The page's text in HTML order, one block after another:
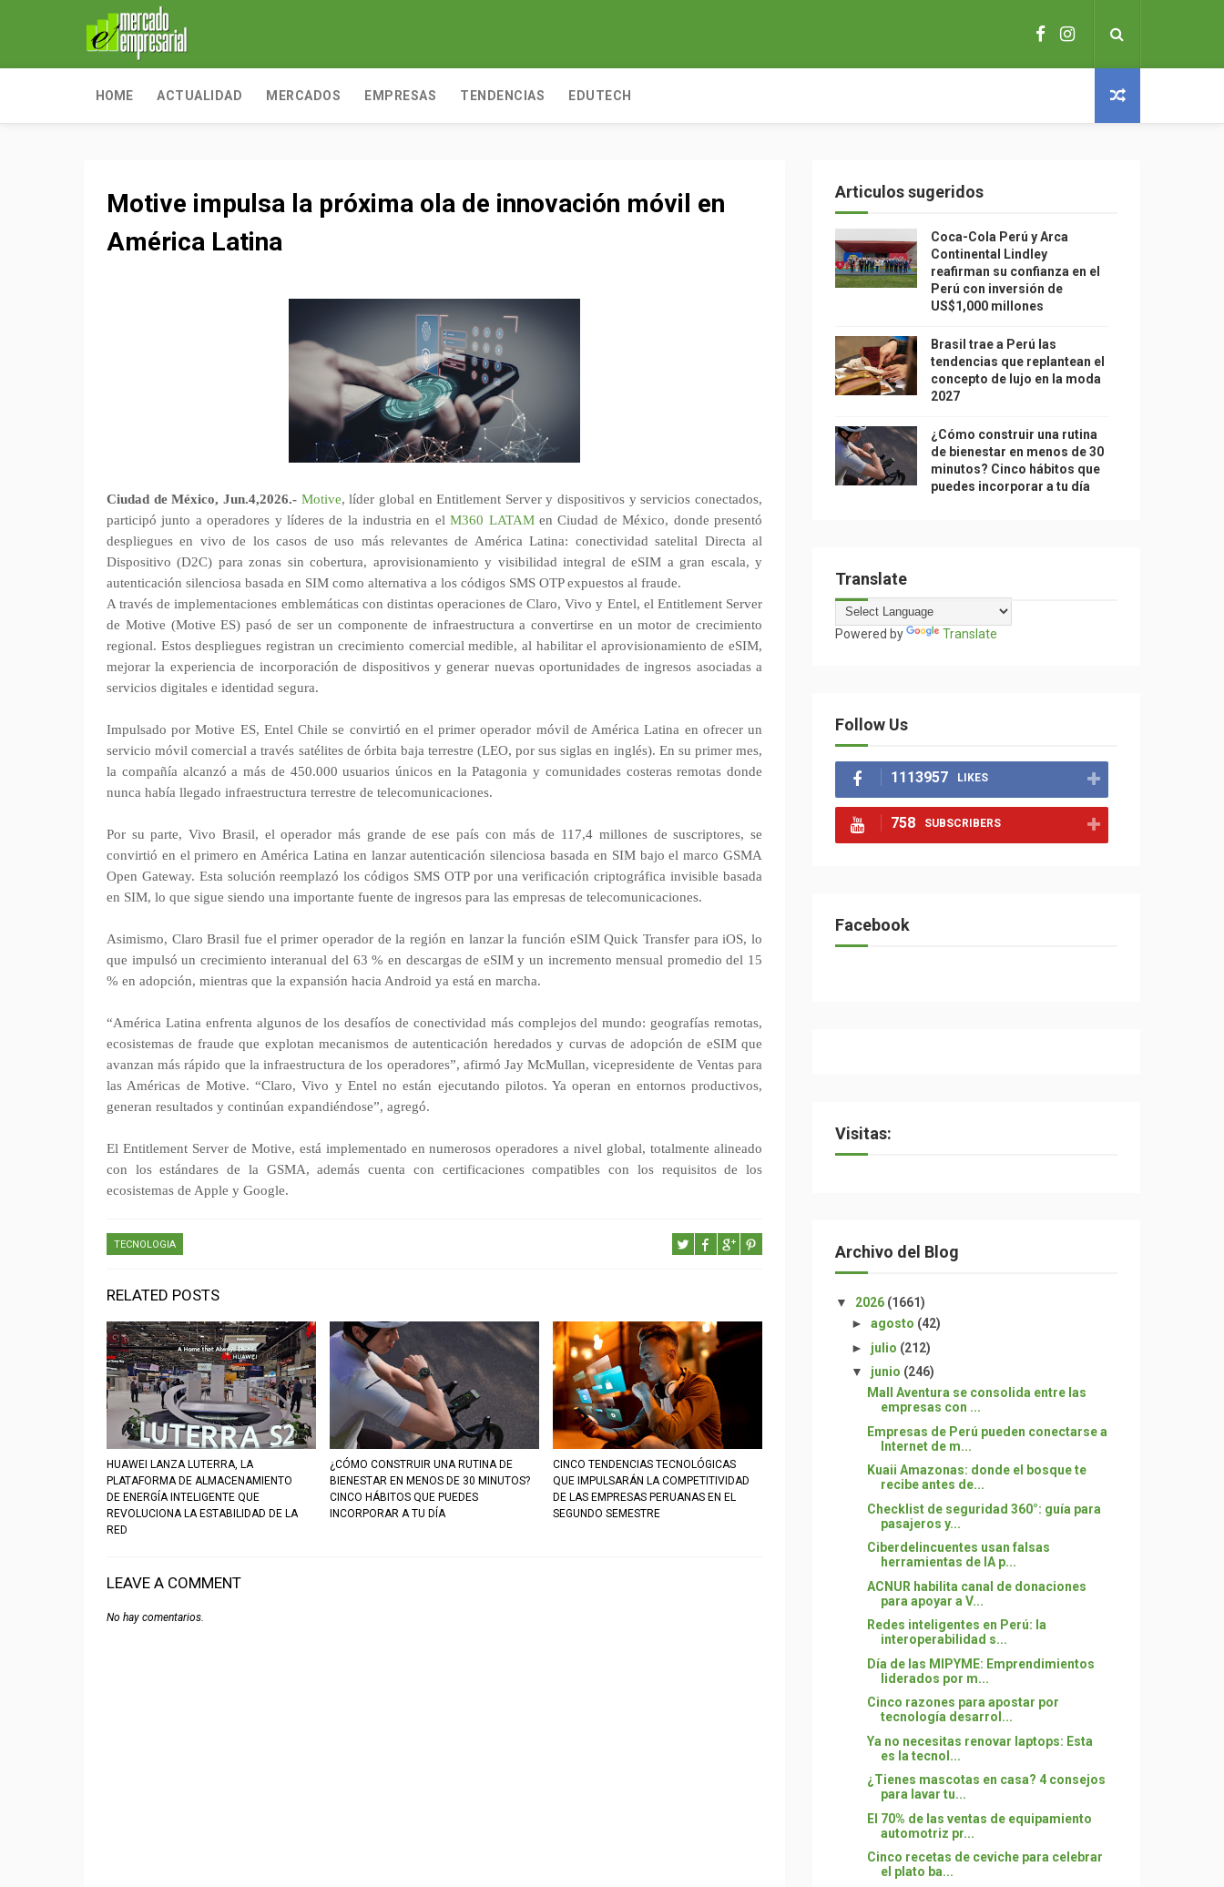
HOME ACTUALIDAD MERCADOS EMPRESAS TENDENCIAS EDUTECH
Motive impulsa la próxima ola de innovación móvil en
América Latina
Ciudad de México, Jun.4,2026.- Motive, líder global en Entitlement Server y dispositivos y servicios conectados,
participó junto a operadores y líderes de la industria en elM360 LATAMen Ciudad de México, donde presentó
despliegues en vivo de los casos de uso más relevantes de América Latina: conectividad satelital Directa al
Dispositivo (D2C) para zonas sin cobertura, aprovisionamiento y visibilidad integral de eSIM a gran escala, y
autenticación silenciosa basada en SIM como alternativa a los códigos SMS OTP expuestos al fraude.
A través de implementaciones emblemáticas con distintas operaciones de Claro, Vivo y Entel, el Entitlement Server
de Motive (Motive ES) pasó de ser un componente de infraestructura a convertirse en un motor de crecimiento
regional. Estos despliegues registran un crecimiento comercial medible, al habilitar el aprovisionamiento de eSIM,
mejorar la experiencia de incorporación de dispositivos y generar nuevas oportunidades de ingresos asociadas a
servicios digitales e identidad segura.
Impulsado por Motive ES, Entel Chile se convirtió en el primer operador móvil de América Latina en ofrecer un
servicio móvil comercial a través satélites de órbita baja terrestre (LEO, por sus siglas en inglés). En su primer mes,
la compañía alcanzó a más de 450.000 usuarios únicos en la Patagonia y comunidades costeras remotas donde
nunca había llegado infraestructura terrestre de telecomunicaciones.
Por su parte, Vivo Brasil, el operador más grande de ese país con más de 117,4 millones de suscriptores, se
convirtió en el primero en América Latina en lanzar autenticación silenciosa basada en SIM bajo el marco GSMA
Open Gateway. Esta solución reemplazó los códigos SMS OTP por una verificación criptográfica invisible basada
en SIM, lo que sigue siendo una importante fuente de ingresos para las empresas de telecomunicaciones.
Asimismo, Claro Brasil fue el primer operador de la región en lanzar la función eSIM Quick Transfer para iOS, lo
que impulsó un crecimiento interanual del 63 % en descargas de eSIM y un incremento mensual promedio del 15
% en adopción, mientras que la expansión hacia Android ya está en marcha.
“América Latina enfrenta algunos de los desafíos de conectividad más complejos del mundo: geografías remotas,
ecosistemas de fraude que explotan mecanismos de autenticación heredados y curvas de adopción de eSIM que
avanzan más rápido que la infraestructura de los operadores”, afirmó Jay McMullan, vicepresidente de Ventas para
las Américas de Motive. “Claro, Vivo y Entel no están ejecutando pilotos. Ya operan en entornos productivos,
generan resultados y continúan expandiéndose”, agregó.
El Entitlement Server de Motive, está implementado en numerosos operadores a nivel global, totalmente alineado
con los estándares de la GSMA, además cuenta con certificaciones compatibles con los requisitos de los
ecosistemas de Apple y Google.
TECNOLOGIA
RELATED POSTS
HUAWEI LANZA LUTERRA, LA
PLATAFORMA DE ALMACENAMIENTO
DE ENERGÍA INTELIGENTE QUE
REVOLUCIONA LA ESTABILIDAD DE LA
RED
¿CÓMO CONSTRUIR UNA RUTINA DE
BIENESTAR EN MENOS DE 30 MINUTOS?
CINCO HÁBITOS QUE PUEDES
INCORPORAR A TU DÍA
CINCO TENDENCIAS TECNOLÓGICAS
QUE IMPULSARÁN LA COMPETITIVIDAD
DE LAS EMPRESAS PERUANAS EN EL
SEGUNDO SEMESTRE
LEAVE A COMMENT
No hay comentarios.
Articulos sugeridos
Coca-Cola Perú y Arca
Continental Lindley
reafirman su confianza en el
Perú con inversión de
US$1,000 millones
Brasil trae a Perú las
tendencias que replantean el
concepto de lujo en la moda
2027
¿Cómo construir una rutina
de bienestar en menos de 30
minutos? Cinco hábitos que
puedes incorporar a tu día
Translate
Powered by Translate
Follow Us
1113957 LIKES
758 SUBSCRIBERS
Facebook
Visitas:
Archivo del Blog
▼ 2026 (1661)
► agosto (42)
► julio (212)
▼ junio (246)
Mall Aventura se consolida entre las
empresas con ...
Empresas de Perú pueden conectarse a
Internet de m...
Kuaii Amazonas: donde el bosque te
recibe antes de...
Checklist de seguridad 360°: guía para
pasajeros y...
Ciberdelincuentes usan falsas
herramientas de IA p...
ACNUR habilita canal de donaciones
para apoyar a V...
Redes inteligentes en Perú: la
interoperabilidad s...
Día de las MIPYME: Emprendimientos
liderados por m...
Cinco razones para apostar por
tecnología desarrol...
Ya no necesitas renovar laptops: Esta
es la tecnol...
¿Tienes mascotas en casa? 4 consejos
para lavar tu...
El 70% de las ventas de equipamiento
automotriz pr...
Cinco recetas de ceviche para celebrar
el plato ba...